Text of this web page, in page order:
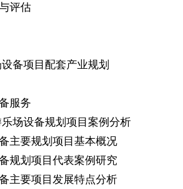
评估
备项目配套产业规划
服务
乐场设备规划项目案例分析
主要规划项目基本概况
规划项目代表案例研究
主要项目发展特点分析